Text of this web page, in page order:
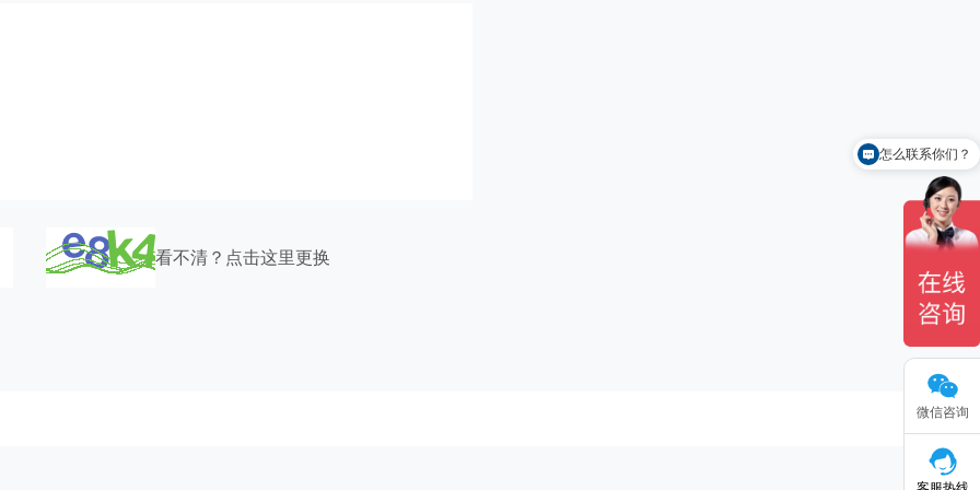
看不清？点击这里更换
微信咨询
你们有什么产品？